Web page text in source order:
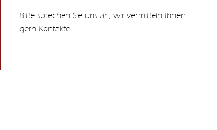
Bitte sprechen Sie uns an, wir vermitteln Ihnen
gern Kontakte.